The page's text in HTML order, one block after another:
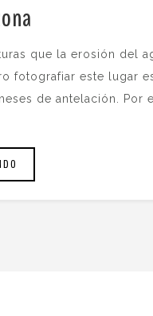
que la erosión del
fotografiar este lugar
de antelación. Por